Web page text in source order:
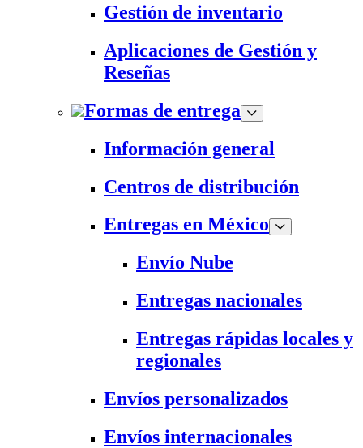
Gestión de inventario
Aplicaciones de Gestión y
Reseñas
Formas de entrega
Información general
Centros de distribución
Entregas en México
Envío Nube
Entregas nacionales
Entregas rápidas locales y
regionales
Envíos personalizados
Envíos internacionales